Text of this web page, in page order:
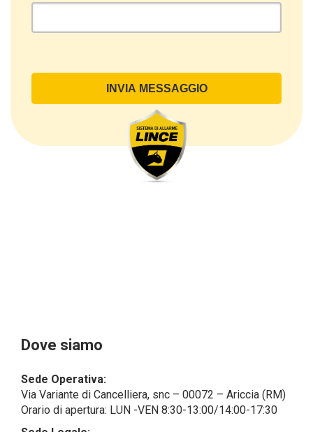
Oggetto del Trattamento
di contatto, così come altri dati necessari ai fini della
fatturazione, come l’indirizzo). Con riferimento a
questi ultimi, cogliamo l’occasione per
sottolineare che i dati delle persone fisiche sono
sempre qualificati come personali, mentre le persone
giuridiche sono in via generale escluse
dal campo di applicazione del GDPR (artt. 1 e 4 del
Alcuni segmenti dell’attività richiesta potrebbero
l’espletamento di alcune attività determinate a
società esterne che presentano le garanzie richieste
dal GDPR, abilitandole e a compiere
Dove siamo
Sede Operativa:
Via Variante di Cancelliera, snc – 00072 – Ariccia (RM)
Orario di apertura: LUN -VEN 8:30-13:00/14:00-17:30